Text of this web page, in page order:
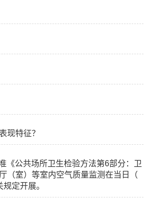
现特征？
《公共场所卫生检验方法第6部分：卫
（室）等室内空气质量监测在当日（
定开展。